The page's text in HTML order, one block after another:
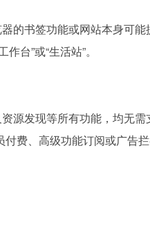
的书签功能或网站本身可能
台”或“生活站”。
源发现等所有功能，均无需
费、高级功能订阅或广告